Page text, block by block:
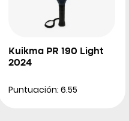
Kuikma PR 190 Light
2024
Puntuación: 6.55